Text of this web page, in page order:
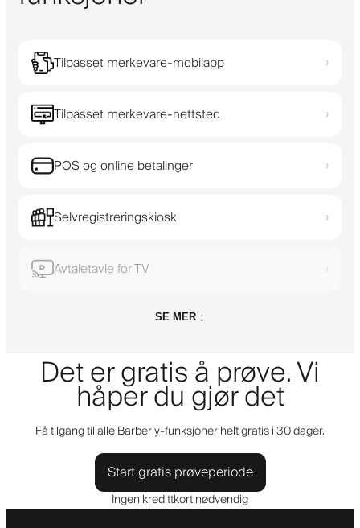
Tilpasset merkevare-mobilapp ›
Tilpasset merkevare-nettsted ›
POS og online betalinger ›
Selvregistreringskiosk ›
Avtaletavle for TV ›
SE MER ↓
Det er gratis å prøve. Vi
håper du gjør det
Få tilgang til alle Barberly-funksjoner helt gratis i 30 dager.
Start gratis prøveperiode
Ingen kredittkort nødvendig